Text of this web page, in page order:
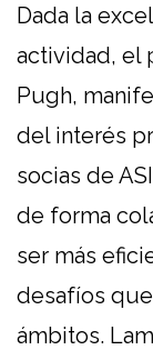
Dada la
actividad, el
Pugh,
del interés
socias de
de forma
ser más
desafíos
ámbitos.